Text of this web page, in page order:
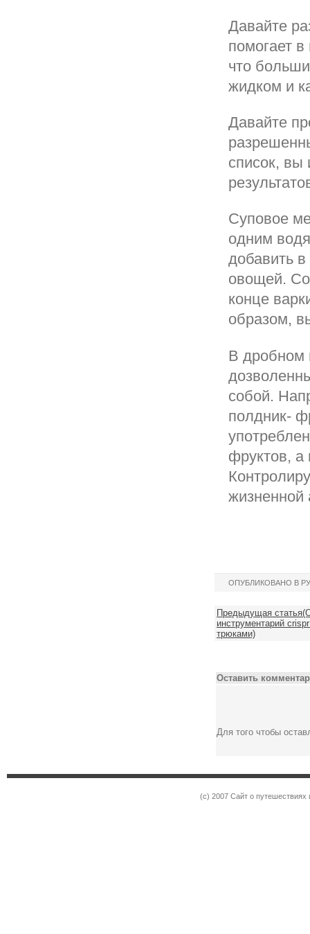
Давайте
помогает
что
жидком и
Давайте
список, вы
Суповое
одним
добавить
овощей.
конце
образом,
В дробном
собой.
полдник-
фруктов, а
жизненной
ОПУБЛИКОВАНО В
Предыдущая
инструментарий
трюками)
Оставить
Для того чтобы
(c) 2007 Сайт о